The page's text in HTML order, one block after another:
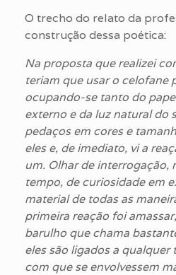
O trecho do relato da
construção dessa poética:
Na proposta que realizei
teriam que usar o celofane
ocupando-se tanto do
externo e da luz natural do
pedaços em cores e
eles e, de imediato, vi a
um. Olhar de interrogação,
tempo, de curiosidade em
material de todas as
primeira reação foi
barulho que chama
eles são ligados a qualquer
com que se envolvessem